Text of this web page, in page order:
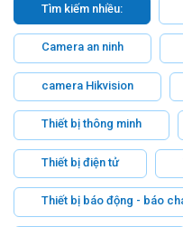
Tìm kiếm nhiều:
Camera an ninh
camera Hikvision
Thiết bị thông minh
Thiết bị điện tử
Thiết bị báo động - báo